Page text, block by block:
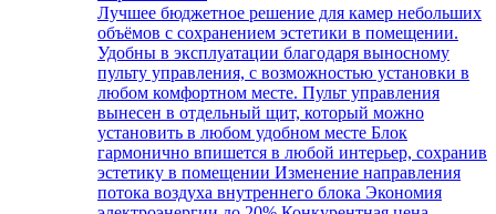
Лучшее бюджетное решение для камер небольших
объёмов с сохранением эстетики в помещении.
Удобны в эксплуатации благодаря выносному
пульту управления, с возможностью установки в
любом комфортном месте. Пульт управления
вынесен в отдельный щит, который можно
установить в любом удобном месте Блок
гармонично впишется в любой интерьер, сохранив
эстетику в помещении Изменение направления
потока воздуха внутреннего блока Экономия